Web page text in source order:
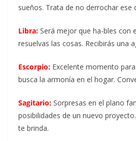
sueños. Trata de no derrochar ese
Libra: Será mejor que ha-bles con
resuelvas las cosas. Recibirás una
Escorpio: Excelente momento
busca la armonía en el hogar.
Sagitario: Sorpresas en el plano
posibilidades de un nuevo
te brinda.